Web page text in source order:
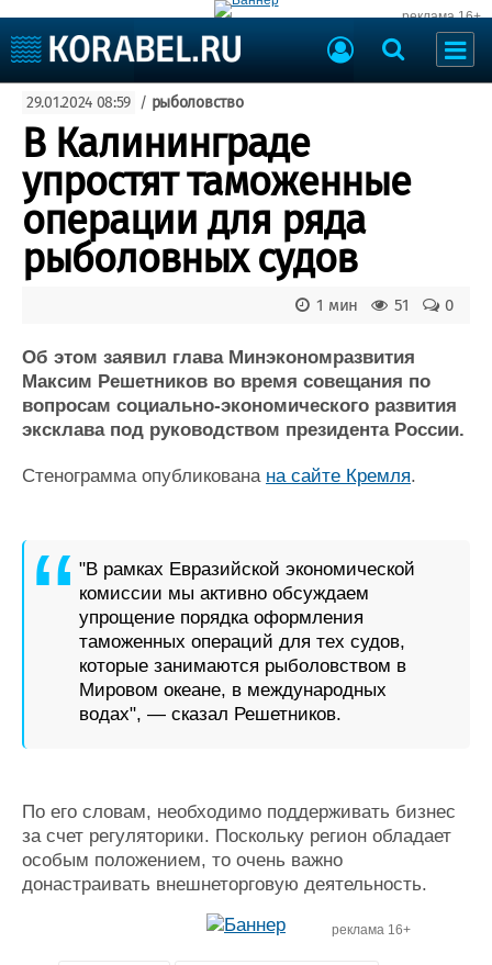
реклама 16+
Судоходство
Судоремонт
События
Порты
Рыболовство
ВМФ
Образование
Яхты и катера
Еще
Пульс
Новости
Компании
Репутация
Крюинг
Доска объявлений
Продажа флота
Оборудование
Изделия
Услуги
Конференции
Выставки и семинары
Словарь
Флот
Галерея флота
Форум
Отзывы
Все службы
29.01.2024 08:59 / рыболовство
В Калининграде
упростят таможенные
операции для ряда
рыболовных судов
0
51
1 мин
Об этом заявил глава Минэкономразвития
Максим Решетников во время совещания по
вопросам социально-экономического развития
эксклава под руководством президента России.
Стенограмма опубликована на сайте Кремля.
"В рамках Евразийской экономической
комиссии мы активно обсуждаем
упрощение порядка оформления
таможенных операций для тех судов,
которые занимаются рыболовством в
Мировом океане, в международных
водах", — сказал Решетников.
По его словам, необходимо поддерживать бизнес
за счет регуляторики. Поскольку регион обладает
особым положением, то очень важно
донастраивать внешнеторговую деятельность.
реклама 16+